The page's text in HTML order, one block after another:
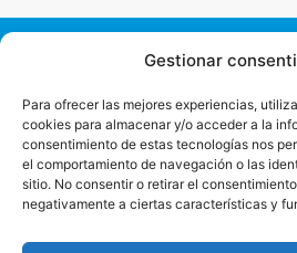
Gestionar
Para ofrecer las mejores experiencias,
cookies para almacenar y/o acceder a la
consentimiento de estas tecnologías nos
el comportamiento de navegación o las
sitio. No consentir o retirar el
negativamente a ciertas características y
Concellos
Comarca
de Ferrol
Praza de
15402